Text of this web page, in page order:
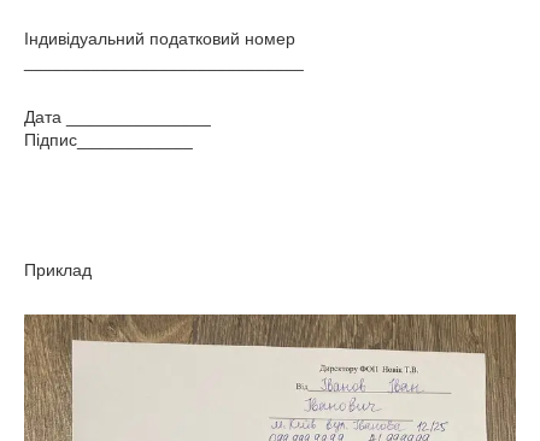
Індивідуальний податковий номер
Дата _______________
Підпис____________
Приклад